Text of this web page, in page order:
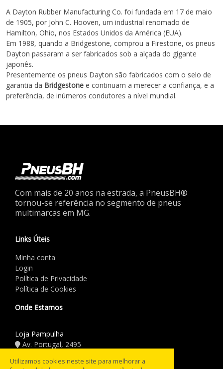
A Dayton Rubber Manufacturing Co. foi fundada em 17 de maio
de 1905, por John C. Hooven, um industrial renomado de
Hamilton, Ohio, nos Estados Unidos da América (EUA).
Em 1988, quando a Bridgestone, comprou a Firestone, os pneus
Dayton passaram a ser fabricados sob a alçada do gigante
japonês.
Presentemente os pneus Dayton são fabricados com o selo de
garantia da Bridgestone e continuam a merecer a confiança, e a
preferência, de inúmeros condutores a nível mundial.
Com mais de 20 anos na estrada, a PneusBH®
tornou-se referência no segmento de pneus
multimarcas em MG.
Links Úteis
Minha conta
Login
Política de Privacidade
Política de Cookies
Onde Estamos
Loja Pampulha
Av. Portugal, 2495
Utilizamos cookies neste site para melhorar a